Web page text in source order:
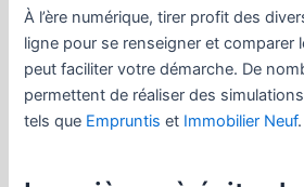
À l’ère numérique, tirer profit des
ligne pour se renseigner et comparer
peut faciliter votre démarche. De
permettent de réaliser des
tels que Empruntis et Immobilier Neuf.